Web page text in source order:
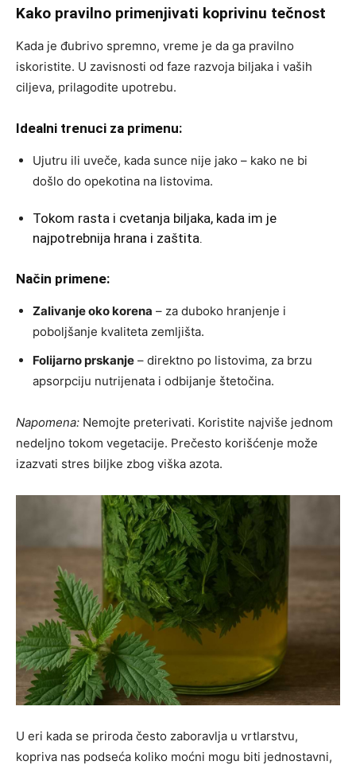
Kako pravilno primenjivati koprivinu tečnost
Kada je đubrivo spremno, vreme je da ga pravilno
iskoristite. U zavisnosti od faze razvoja biljaka i vaših
ciljeva, prilagodite upotrebu.
Idealni trenuci za primenu:
Ujutru ili uveče, kada sunce nije jako – kako ne bi
došlo do opekotina na listovima.
Tokom rasta i cvetanja biljaka, kada im je
najpotrebnija hrana i zaštita.
Način primene:
Zalivanje oko korena – za duboko hranjenje i
poboljšanje kvaliteta zemljišta.
Folijarno prskanje – direktno po listovima, za brzu
apsorpciju nutrijenata i odbijanje štetočina.
Napomena: Nemojte preterivati. Koristite najviše jednom
nedeljno tokom vegetacije. Prečesto korišćenje može
izazvati stres biljke zbog viška azota.
U eri kada se priroda često zaboravlja u vrtlarstvu,
kopriva nas podseća koliko moćni mogu biti jednostavni,